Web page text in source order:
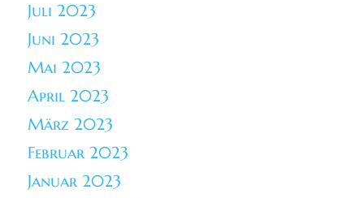
Juli 2023
Juni 2023
Mai 2023
April 2023
März 2023
Februar 2023
Januar 2023